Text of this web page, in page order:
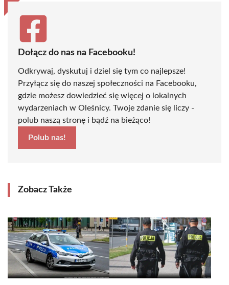
Dołącz do nas na Facebooku!
Odkrywaj, dyskutuj i dziel się tym co najlepsze!
Przyłącz się do naszej społeczności na Facebooku,
gdzie możesz dowiedzieć się więcej o lokalnych
wydarzeniach w Oleśnicy. Twoje zdanie się liczy -
polub naszą stronę i bądź na bieżąco!
Polub nas!
Zobacz Także